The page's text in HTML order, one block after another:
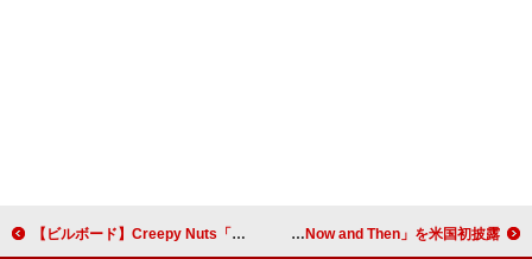
【ビルボード】Creepy Nuts「オトノケ」5つの国/地域で首位 Chihei Hatakeyamaが初登場 ポール・マッカートニー、米NYでのサプライズ・ライブで「Now and Then」を米国初披露